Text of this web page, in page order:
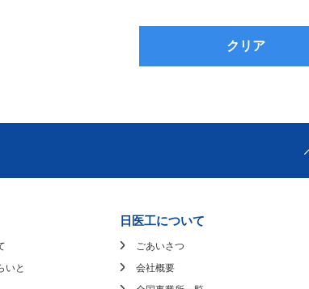
クリア
いと
日医工について
ごあいさつ
会社概要